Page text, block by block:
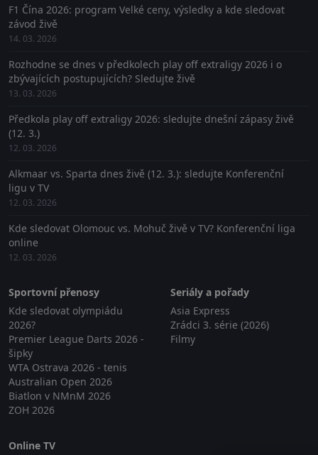
F1 Čína 2026: program Velké ceny, výsledky a kde sledovat
závod živě
14. 03. 2026
Rozhodne se dnes v předkolech play off extraligy 2026 i o
zbývajících postupujících? Sledujte živě
13. 03. 2026
Předkola play off extraligy 2026: sledujte dnešní zápasy živě
(12. 3.)
12. 03. 2026
Alkmaar vs. Sparta dnes živě (12. 3.): sledujte Konferenční
ligu v TV
12. 03. 2026
Kde sledovat Olomouc vs. Mohuč živě v TV? Konferenční liga
online
12. 03. 2026
Sportovní přenosy
Kde sledovat olympiádu
2026?
Premier League Darts 2026 -
šipky
WTA Ostrava 2026 - tenis
Australian Open 2026
Biatlon v NMnM 2026
ZOH 2026
Seriály a pořady
Asia Express
Zrádci 3. série (2026)
Filmy
Online TV